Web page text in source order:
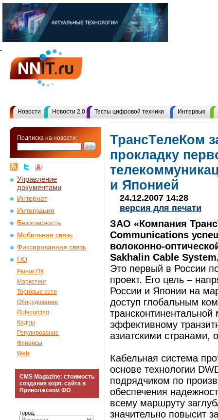
Новости Новости 2.0 Тесты цифровой техники Интервью
Подписка на новости:
Управление
документами
Интернет
Интеграция
Безопасность
Мобильная связь
Фиксированная связь
ПО
Рынок ПК
Маркетинг
Торговые сети
Оборудование
Outsourcing
Кадры
Регулирование
Финансы
Web
CMS Magazine: стоимость
создания корп. сайта в
Приволжском ФО
Город:
ТрансТелеКом
прокладку
и Японией
24.12.2007 14:28
версия для печати
ЗАО «Компания
Communications
волоконно-
Sakhalin Cable
Это первый в России
проект. Его цель –
России и Японии на
доступ глобальным
эффективному
азиатскими
Кабельная система
основе технологии
подрядчиком по
обеспечения
всему маршруту
значительно повысит